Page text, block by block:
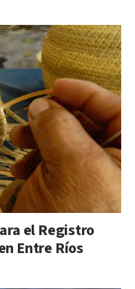
el Registro
Entre Ríos